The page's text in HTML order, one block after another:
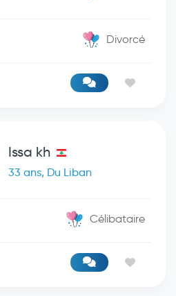
Divorcé
Issa kh
33 ans, Du Liban
Célibataire